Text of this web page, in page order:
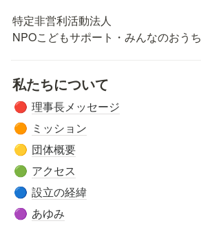
特定非営利活動法人
NPOこどもサポート・みんなのおうち
私たちについて
🔴 理事長メッセージ
🟠 ミッション
🟡 団体概要
🟢 アクセス
🔵 設立の経緯
🟣 あゆみ